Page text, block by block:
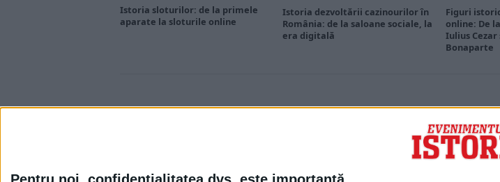
Istoria sloturilor: de la primele
aparate la sloturile online
Istoria dezvoltării cazinourilor în
România: de la saloane sociale, la
era digitală
Figuri
online: De
Iulius
Bonaparte
Evenimentul Zilei